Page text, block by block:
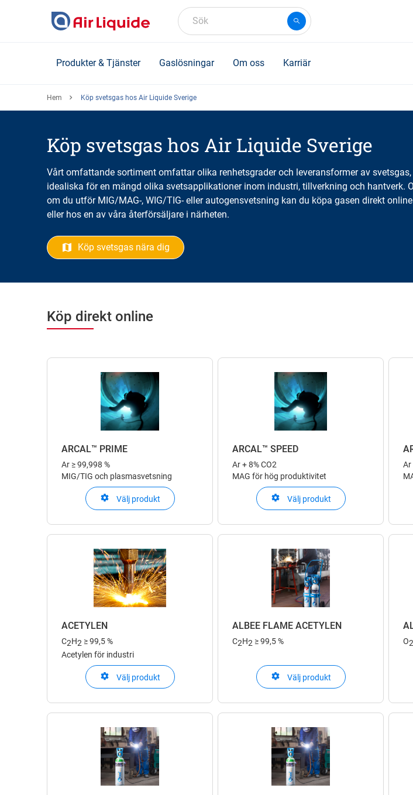
Sök
Produkter & Tjänster Gaslösningar Om oss Karriär
Hem Köp svetsgas hos Air Liquide Sverige
Köp svetsgas hos Air Liquide Sverige
Vårt omfattande sortiment omfattar olika renhetsgrader och leveransformer av
idealiska för en mängd olika svetsapplikationer inom industri, tillverkning och hantverk.
om du utför MIG/MAG-, WIG/TIG- eller autogensvetsning kan du köpa gasen direkt
eller hos en av våra återförsäljare i närheten.
Köp svetsgas nära dig
Köp direkt online
ARCAL™ PRIME
Ar ≥ 99,998 %
MIG/TIG och plasmasvetsning
Välj produkt
ARCAL™ SPEED
Ar + 8% CO2
MAG för hög produktivitet
Välj produkt
Ar
ACETYLEN
C2H2 ≥ 99,5 %
Acetylen för industri
Välj produkt
ALBEE FLAME ACETYLEN
C2H2 ≥ 99,5 %
Välj produkt
O2